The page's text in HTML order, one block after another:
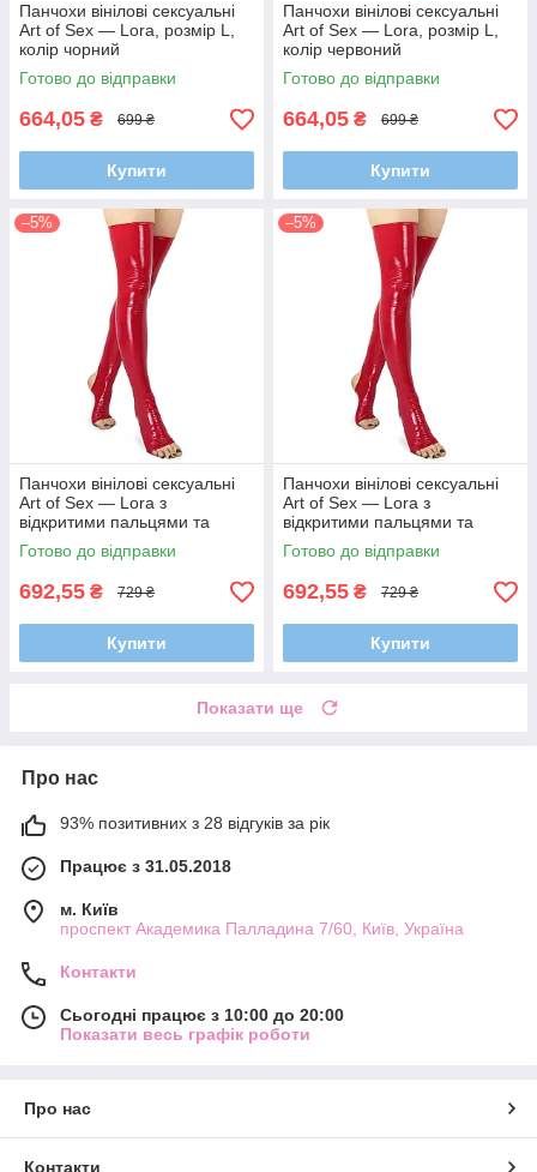
Панчохи вінілові сексуальні
Art of Sex — Lora, розмір L,
колір чорний
Готово до відправки
664,05 ₴ 699 ₴
Купити
Панчохи вінілові сексуальні
Art of Sex — Lora, розмір L,
колір червоний
Готово до відправки
664,05 ₴ 699 ₴
Купити
–5%
Панчохи вінілові сексуальні
Art of Sex — Lora з
відкритими пальцями та
п'ятою, розмір M, червоні
Готово до відправки
692,55 ₴ 729 ₴
Купити
–5%
Панчохи вінілові сексуальні
Art of Sex — Lora з
відкритими пальцями та
п'ятою, розмір L, червоні
Готово до відправки
692,55 ₴ 729 ₴
Купити
Показати ще
Про нас
93% позитивних з 28 відгуків за рік
Працює з 31.05.2018
м. Київ
проспект Академика Палладина 7/60, Київ, Україна
Контакти
Сьогодні працює з 10:00 до 20:00
Показати весь графік роботи
Про нас
Контакти